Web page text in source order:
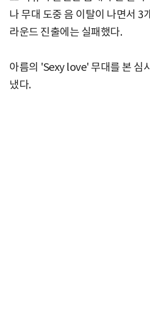
나 무대 도중 음 이탈이 나면서 3
라운드 진출에는 실패했다.
아름의 'Sexy love' 무대를 본 심
냈다.